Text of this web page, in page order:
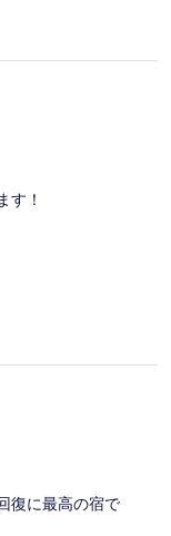
す！
復に最高の宿で